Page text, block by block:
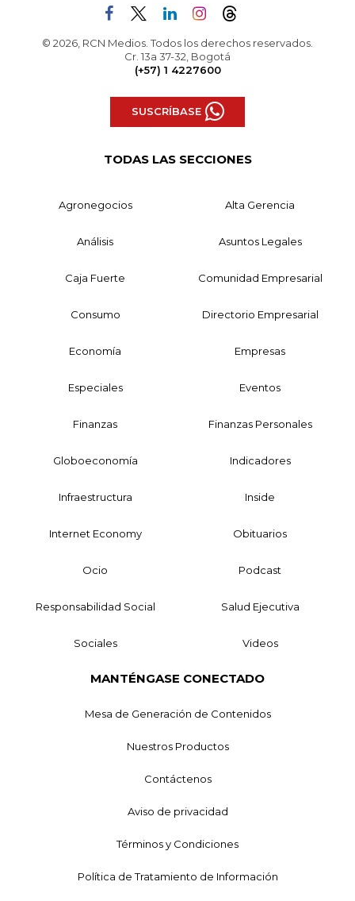
© 2026, RCN Medios. Todos los derechos reservados.
Cr. 13a 37-32, Bogotá
(+57) 1 4227600
SUSCRÍBASE
TODAS LAS SECCIONES
Agronegocios Alta Gerencia
Análisis Asuntos Legales
Caja Fuerte Comunidad Empresarial
Consumo Directorio Empresarial
Economía Empresas
Especiales Eventos
Finanzas Finanzas Personales
Globoeconomía Indicadores
Infraestructura Inside
Internet Economy Obituarios
Ocio Podcast
Responsabilidad Social Salud Ejecutiva
Sociales Videos
MANTÉNGASE CONECTADO
Mesa de Generación de Contenidos
Nuestros Productos
Contáctenos
Aviso de privacidad
Términos y Condiciones
Política de Tratamiento de Información